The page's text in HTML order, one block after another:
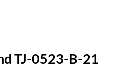
TJ-0523-B-21